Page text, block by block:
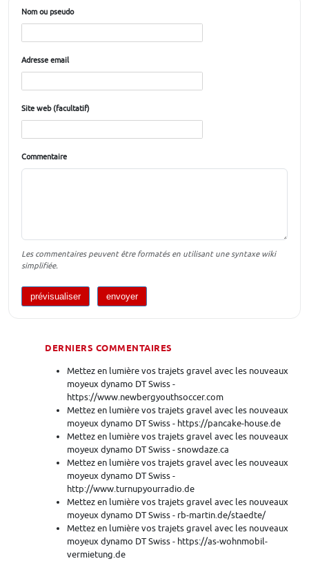
Nom ou pseudo
Adresse email
Site web (facultatif)
Commentaire
Les commentaires peuvent être formatés en utilisant une syntaxe wiki
simplifiée.
DERNIERS COMMENTAIRES
Mettez en lumière vos trajets gravel avec les nouveaux
moyeux dynamo DT Swiss -
https://www.newbergyouthsoccer.com
Mettez en lumière vos trajets gravel avec les nouveaux
moyeux dynamo DT Swiss - https://pancake-house.de
Mettez en lumière vos trajets gravel avec les nouveaux
moyeux dynamo DT Swiss - snowdaze.ca
Mettez en lumière vos trajets gravel avec les nouveaux
moyeux dynamo DT Swiss -
http://www.turnupyourradio.de
Mettez en lumière vos trajets gravel avec les nouveaux
moyeux dynamo DT Swiss - rb-martin.de/staedte/
Mettez en lumière vos trajets gravel avec les nouveaux
moyeux dynamo DT Swiss - https://as-wohnmobil-
vermietung.de